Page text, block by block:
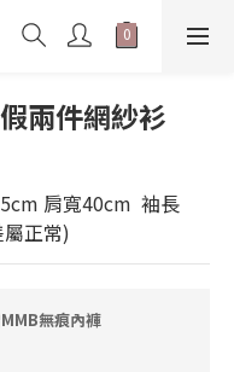
兩件網紗衫
肩寬40cm  袖長
正常)
無痕內褲